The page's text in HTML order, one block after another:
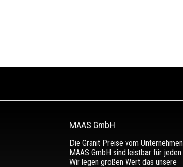
MAAS GmbH
Die Granit Preise vom Unternehmen
MAAS GmbH sind leistbar für jeden.
Wir legen großen Wert das unsere